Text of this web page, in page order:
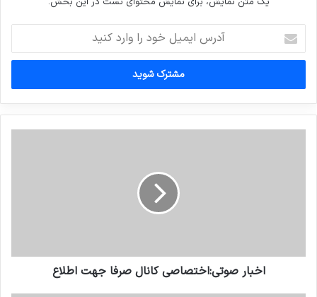
ایمیل
خود
وارد
کنید
اخبار صوتي:اختصاصي کانال صرفا جهت اطلاع